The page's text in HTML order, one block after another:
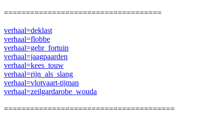
====================================
verhaal=deklast
verhaal=flobbe
verhaal=gebr_fortuin
verhaal=jaagpaarden
verhaal=kees_touw
verhaal=rijn_als_slang
verhaal=vlotvaart-tijman
verhaal=zeilgardarobe_wouda
=======================================